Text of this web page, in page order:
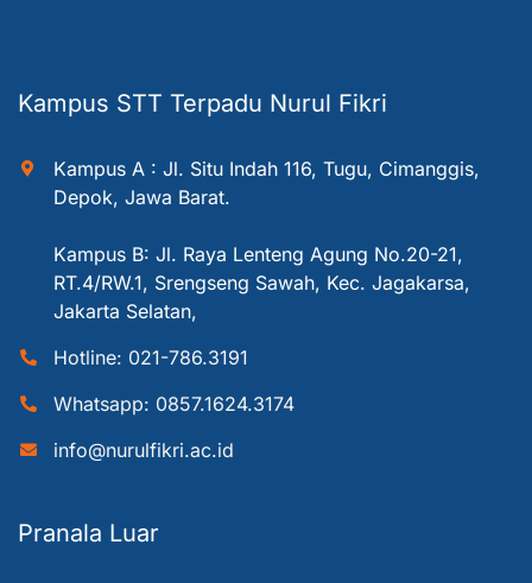
Kampus STT Terpadu Nurul Fikri
Kampus A : Jl. Situ Indah 116, Tugu, Cimanggis,
Depok, Jawa Barat.
Kampus B: Jl. Raya Lenteng Agung No.20-21,
RT.4/RW.1, Srengseng Sawah, Kec. Jagakarsa,
Jakarta Selatan,
Hotline: 021-786.3191
Whatsapp: 0857.1624.3174
info@nurulfikri.ac.id
Pranala Luar